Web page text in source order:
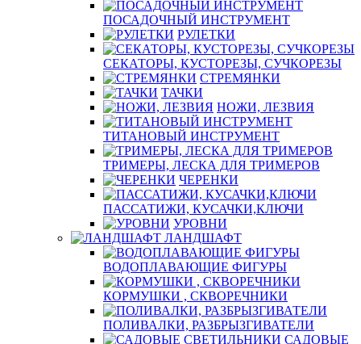
ПОСАДОЧНЫЙ ИНСТРУМЕНТ
РУЛЕТКИ
СЕКАТОРЫ, КУСТОРЕЗЫ, СУЧКОРЕЗЫ
СТРЕМЯНКИ
ТАЧКИ
НОЖИ, ЛЕЗВИЯ
ТИТАНОВЫЙ ИНСТРУМЕНТ
ТРИМЕРЫ, ЛЕСКА ДЛЯ ТРИМЕРОВ
ЧЕРЕНКИ
ПАССАТИЖИ, КУСАЧКИ,КЛЮЧИ
УРОВНИ
ЛАНДШАФТ
ВОДОПЛАВАЮЩИЕ ФИГУРЫ
КОРМУШКИ , СКВОРЕЧНИКИ
ПОЛИВАЛКИ, РАЗБРЫЗГИВАТЕЛИ
САДОВЫЕ